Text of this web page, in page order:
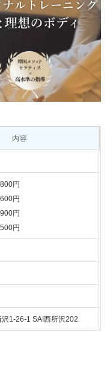
内容
円
円
円
円
1-26-1 SAI西所沢202